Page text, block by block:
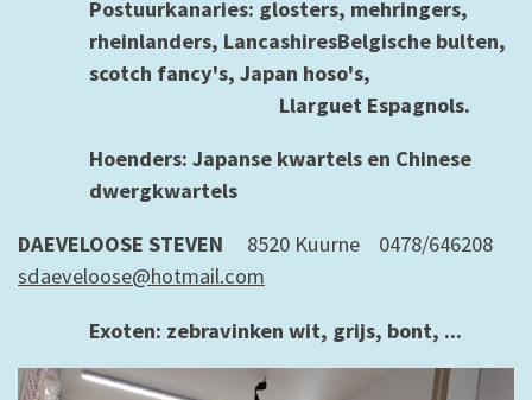
Postuurkanaries: glosters, mehringers,
rheinlanders, LancashiresBelgische bulten,
scotch fancy's, Japan hoso's,
Llarguet Espagnols.
Hoenders: Japanse kwartels en Chinese
dwergkwartels
DAEVELOOSE STEVEN 8520 Kuurne 0478/646208
sdaeveloose@hotmail.com
Exoten: zebravinken wit, grijs, bont, ...